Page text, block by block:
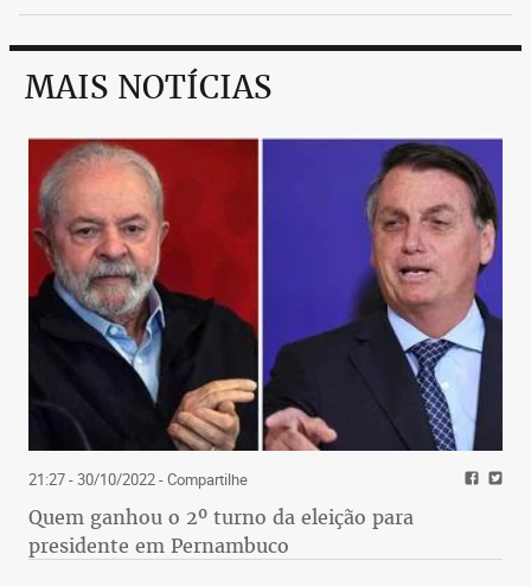
MAIS NOTÍCIAS
21:27 - 30/10/2022- Compartilhe
Quem ganhou o 2º turno da eleição para
presidente em Pernambuco